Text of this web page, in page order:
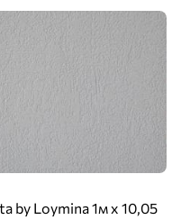
by Loymina 1м х 10,05